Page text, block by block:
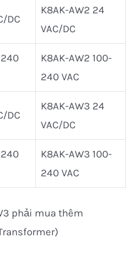
DC
K8AK-AW2 24
VAC/DC
K8AK-AW2 100-
240 VAC
DC
K8AK-AW3 24
VAC/DC
K8AK-AW3 100-
240 VAC
phải mua thêm